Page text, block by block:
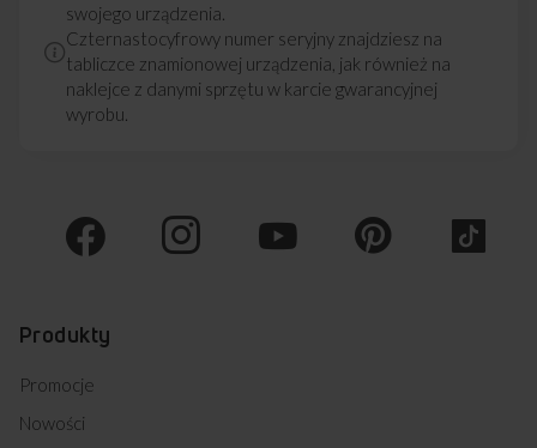
swojego urządzenia.
Czternastocyfrowy numer seryjny znajdziesz na
tabliczce znamionowej urządzenia, jak również na
naklejce z danymi sprzętu w karcie gwarancyjnej
wyrobu.
Produkty
Promocje
Nowości